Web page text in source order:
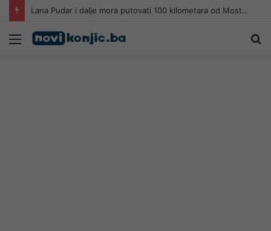
Lana Pudar i dalje mora putovati 100 kilometara od Mostara kako bi trenirala
Meni